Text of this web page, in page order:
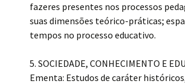
fazeres presentes nos processos
suas dimensões teórico-práticas;
tempos no processo educativo.
5. SOCIEDADE, CONHECIMENTO E
Ementa: Estudos de caráter